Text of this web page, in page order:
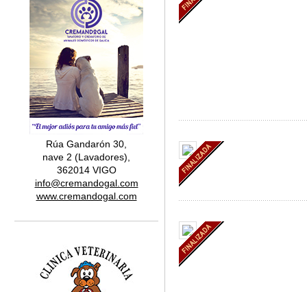
Rúa Gandarón 30,
nave 2 (Lavadores),
362014 VIGO
info@cremandogal.com
www.cremandogal.com